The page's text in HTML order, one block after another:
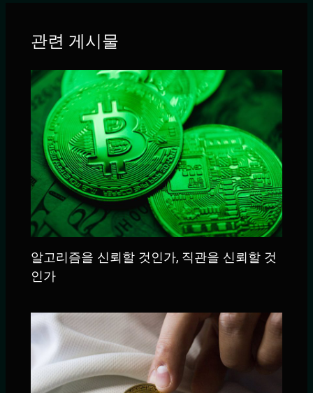
관련 게시물
알고리즘을 신뢰할 것인가, 직관을 신뢰할 것
인가